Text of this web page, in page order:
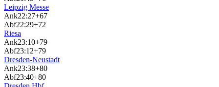
Leipzig Messe
Ank22:27+67
Abf22:29+72
Riesa
Ank23:10+79
Abf23:12+79
Dresden-Neustadt
Ank23:38+80
Abf23:40+80